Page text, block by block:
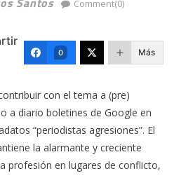
Comment(0)
0 Más
con el tema a (pre)
a diario boletines de Google en
“periodistas agresiones”. El
la alarmante y creciente
profesión en lugares de conflicto,